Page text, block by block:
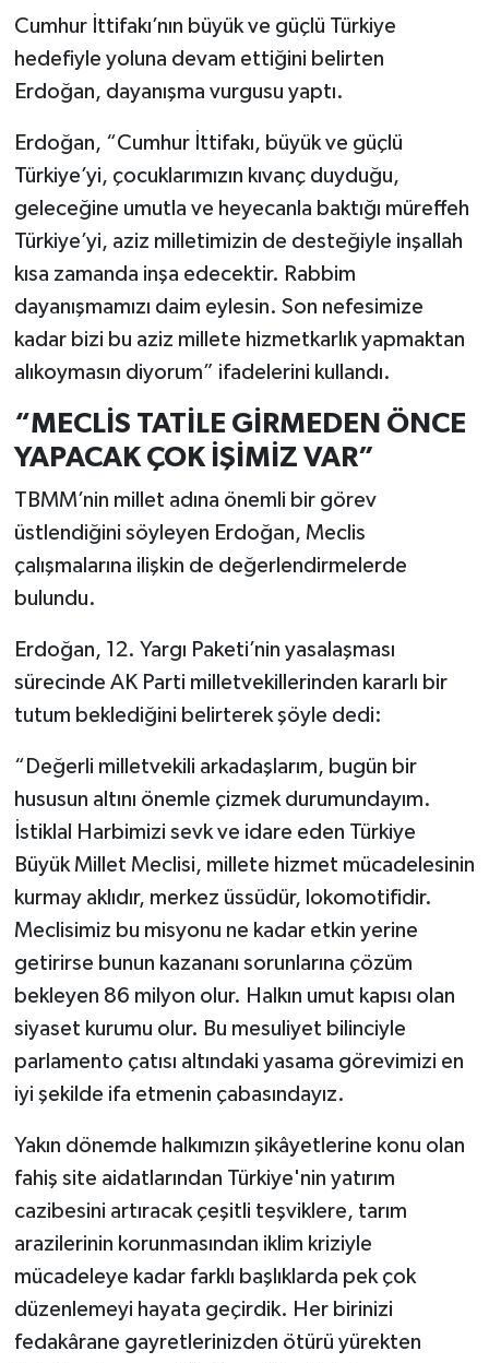
Cumhur İttifakı’nın büyük ve güçlü Türkiye
hedefiyle yoluna devam ettiğini belirten
Erdoğan, dayanışma vurgusu yaptı.
Erdoğan, “Cumhur İttifakı, büyük ve güçlü
Türkiye’yi, çocuklarımızın kıvanç duyduğu,
geleceğine umutla ve heyecanla baktığı müreffeh
Türkiye’yi, aziz milletimizin de desteğiyle inşallah
kısa zamanda inşa edecektir. Rabbim
dayanışmamızı daim eylesin. Son nefesimize
kadar bizi bu aziz millete hizmetkarlık yapmaktan
alıkoymasın diyorum” ifadelerini kullandı.
“MECLİS TATİLE GİRMEDEN ÖNCE
YAPACAK ÇOK İŞİMİZ VAR”
TBMM’nin millet adına önemli bir görev
üstlendiğini söyleyen Erdoğan, Meclis
çalışmalarına ilişkin de değerlendirmelerde
bulundu.
Erdoğan, 12. Yargı Paketi’nin yasalaşması
sürecinde AK Parti milletvekillerinden kararlı bir
tutum beklediğini belirterek şöyle dedi:
“Değerli milletvekili arkadaşlarım, bugün bir
hususun altını önemle çizmek durumundayım.
İstiklal Harbimizi sevk ve idare eden Türkiye
Büyük Millet Meclisi, millete hizmet mücadelesinin
kurmay aklıdır, merkez üssüdür, lokomotifidir.
Meclisimiz bu misyonu ne kadar etkin yerine
getirirse bunun kazananı sorunlarına çözüm
bekleyen 86 milyon olur. Halkın umut kapısı olan
siyaset kurumu olur. Bu mesuliyet bilinciyle
parlamento çatısı altındaki yasama görevimizi en
iyi şekilde ifa etmenin çabasındayız.
Yakın dönemde halkımızın şikâyetlerine konu olan
fahiş site aidatlarından Türkiye'nin yatırım
cazibesini artıracak çeşitli teşviklere, tarım
arazilerinin korunmasından iklim kriziyle
mücadeleye kadar farklı başlıklarda pek çok
düzenlemeyi hayata geçirdik. Her birinizi
fedakârane gayretlerinizden ötürü yürekten